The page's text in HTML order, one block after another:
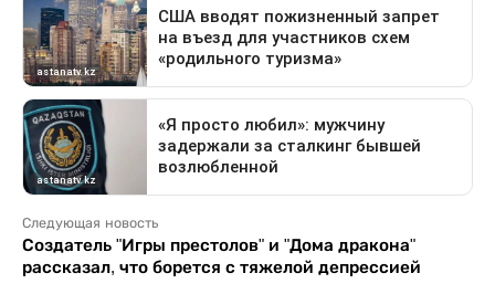
Следующая новость
Создатель "Игры престолов" и "Дома дракона"
рассказал, что борется с тяжелой депрессией